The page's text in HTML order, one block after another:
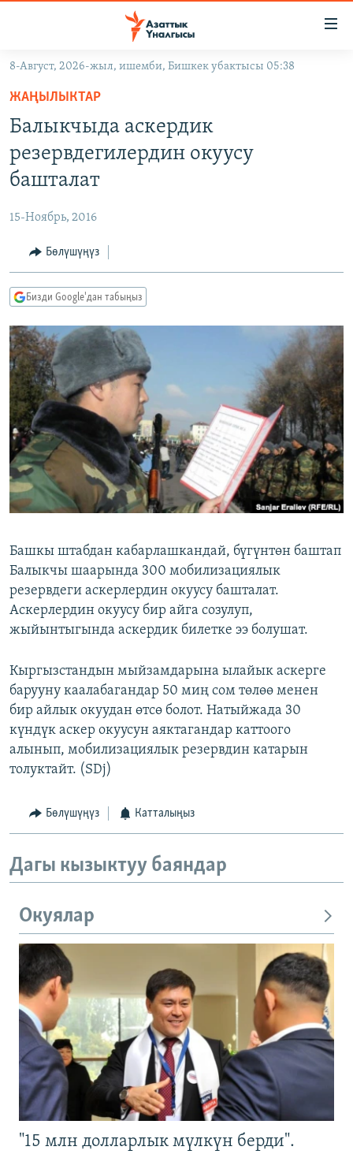
Навигацияга
өтүңүз
Издөөгө
салыңыз
МАДАНИЯТ
УКРАИНА
ТВ ПРОГРАММАЛАР
БҮГҮН АЗАТТЫКТА
ДАНИСТЕ
ЭЖЕ-СИҢДИЛЕР
АЗАТТЫК+
ЫҢГАЙСЫЗ СУРООЛОР
ПОДКАСТ
Русский
ОНЛАЙН ШЕРИНЕ
ЭЕ/АРнун бардык сайттары
8-Август, 2026-жыл, ишемби, Бишкек убактысы 05:38
ЖАҢЫЛЫКТАР
Балыкчыда аскердик
резервдегилердин окуусу
башталат
15-Ноябрь, 2016
Бөлүшүңүз
Бизди Google'дан табыңыз
Башкы штабдан кабарлашкандай, бүгүнтөн баштап
Балыкчы шаарында 300 мобилизациялык
резервдеги аскерлердин окуусу башталат.
Аскерлердин окуусу бир айга созулуп,
жыйынтыгында аскердик билетке ээ болушат.
Кыргызстандын мыйзамдарына ылайык аскерге
барууну каалабагандар 50 миң сом төлөө менен
бир айлык окуудан өтсө болот. Натыйжада 30
күндүк аскер окуусун аяктагандар каттоого
алынып, мобилизациялык резервдин катарын
толуктайт. (SDj)
Бөлүшүңүз Катталыңыз
Дагы кызыктуу баяндар
Окуялар
"15 млн долларлык мүлкүн берди".